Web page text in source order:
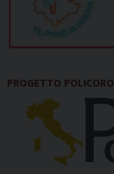
PROGETTO POLICORO